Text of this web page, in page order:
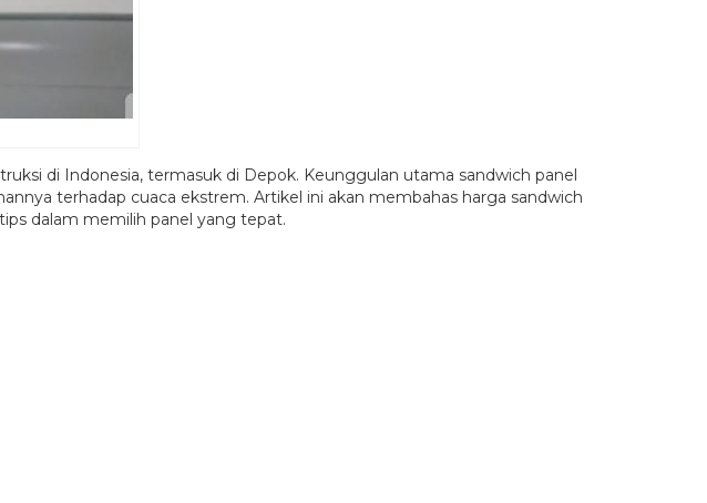
di Indonesia, termasuk di Depok. Keunggulan utama sandwich panel
terhadap cuaca ekstrem. Artikel ini akan membahas harga sandwich
dalam memilih panel yang tepat.